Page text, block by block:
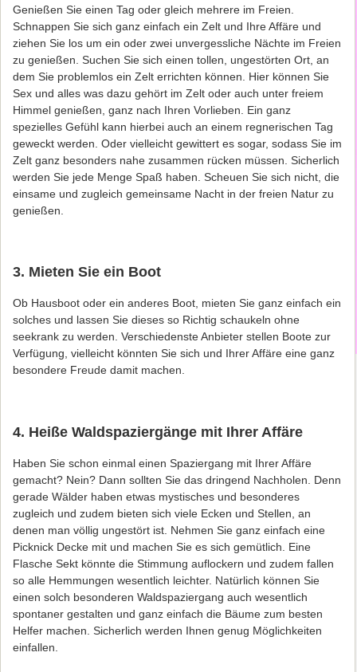
Genießen Sie einen Tag oder gleich mehrere im Freien.
Schnappen Sie sich ganz einfach ein Zelt und Ihre Affäre und
ziehen Sie los um ein oder zwei unvergessliche Nächte im Freien
zu genießen. Suchen Sie sich einen tollen, ungestörten Ort, an
dem Sie problemlos ein Zelt errichten können. Hier können Sie
Sex und alles was dazu gehört im Zelt oder auch unter freiem
Himmel genießen, ganz nach Ihren Vorlieben. Ein ganz
spezielles Gefühl kann hierbei auch an einem regnerischen Tag
geweckt werden. Oder vielleicht gewittert es sogar, sodass Sie im
Zelt ganz besonders nahe zusammen rücken müssen. Sicherlich
werden Sie jede Menge Spaß haben. Scheuen Sie sich nicht, die
einsame und zugleich gemeinsame Nacht in der freien Natur zu
genießen.
3. Mieten Sie ein Boot
Ob Hausboot oder ein anderes Boot, mieten Sie ganz einfach ein
solches und lassen Sie dieses so Richtig schaukeln ohne
seekrank zu werden. Verschiedenste Anbieter stellen Boote zur
Verfügung, vielleicht könnten Sie sich und Ihrer Affäre eine ganz
besondere Freude damit machen.
4. Heiße Waldspaziergänge mit Ihrer Affäre
Haben Sie schon einmal einen Spaziergang mit Ihrer Affäre
gemacht? Nein? Dann sollten Sie das dringend Nachholen. Denn
gerade Wälder haben etwas mystisches und besonderes
zugleich und zudem bieten sich viele Ecken und Stellen, an
denen man völlig ungestört ist. Nehmen Sie ganz einfach eine
Picknick Decke mit und machen Sie es sich gemütlich. Eine
Flasche Sekt könnte die Stimmung auflockern und zudem fallen
so alle Hemmungen wesentlich leichter. Natürlich können Sie
einen solch besonderen Waldspaziergang auch wesentlich
spontaner gestalten und ganz einfach die Bäume zum besten
Helfer machen. Sicherlich werden Ihnen genug Möglichkeiten
einfallen.